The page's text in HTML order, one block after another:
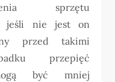
sprzętu
jeśli nie jest on
przed takimi
przepięć
być mniej